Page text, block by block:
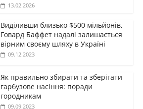
13.02.2026
Виділивши близько $500 мільйонів,
Говард Баффет надалі залишається
вірним своєму шляху в Україні
09.12.2023
Як правильно збирати та зберігати
гарбузове насіння: поради
городникам
09.09.2023